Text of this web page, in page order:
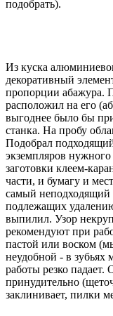
подобрать).
Из куска
декоративный
пропорции абажура.
расположил на его
выгоднее было бы
станка. На пробу
Подобрал подходящий
экземпляров нужного
заготовки клеем-
части, и бумагу и
самый неподходящий
подлежащих
выпилил. Узор
рекомендуют при
пастой или воском
неудобной - в зубьях
работы резко падает.
принудительно
заклинивает, пилки